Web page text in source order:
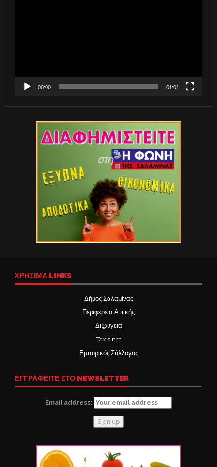
00:00 01:01
ΧΡΉΣΙΜΑ LINKS
Δήμος Σαλαμίνας
Περιφέρεια Αττικής
Δι@υγεια
Taxis net
Εμπορικός Σύλλογος
ΕΓΓΡΑΦΕΙΤΕ ΣΤΟ NEWSLETTER
Email address: